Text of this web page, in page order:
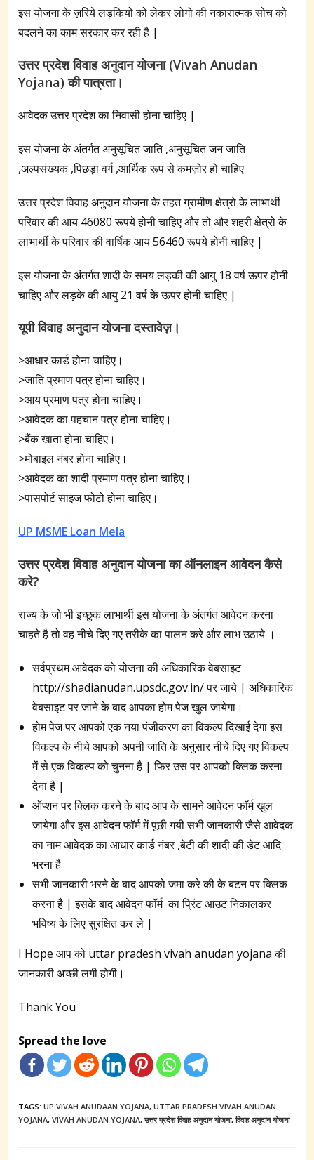
इस योजना के ज़रिये लड़कियों को लेकर लोगो की नकारात्मक सोच को
बदलने का काम सरकार कर रही है |
उत्तर प्रदेश विवाह अनुदान योजना (Vivah Anudan
Yojana) की पात्रता।
आवेदक उत्तर प्रदेश का निवासी होना चाहिए |
इस योजना के अंतर्गत अनुसूचित जाति ,अनुसूचित जन जाति
,अल्पसंख्यक ,पिछड़ा वर्ग ,आर्थिक रूप से कमज़ोर हो चाहिए
उत्तर प्रदेश विवाह अनुदान योजना के तहत ग्रामीण क्षेत्रो के लाभार्थी
परिवार की आय 46080 रूपये होनी चाहिए और तो और शहरी क्षेत्रो के
लाभार्थी के परिवार की वार्षिक आय 56460 रूपये होनी चाहिए |
इस योजना के अंतर्गत शादी के समय लड़की की आयु 18 वर्ष ऊपर होनी
चाहिए और लड़के की आयु 21 वर्ष के ऊपर होनी चाहिए |
यूपी विवाह अनुदान योजना दस्तावेज़।
>आधार कार्ड होना चाहिए।
>जाति प्रमाण पत्र होना चाहिए।
>आय प्रमाण पत्र होना चाहिए।
>आवेदक का पहचान पत्र होना चाहिए।
>बैंक खाता होना चाहिए।
>मोबाइल नंबर होना चाहिए।
>आवेदक का शादी प्रमाण पत्र होना चाहिए।
>पासपोर्ट साइज फोटो होना चाहिए।
UP MSME Loan Mela
उत्तर प्रदेश विवाह अनुदान योजना का ऑनलाइन आवेदन कैसे
करे?
राज्य के जो भी इच्छुक लाभार्थी इस योजना के अंतर्गत आवेदन करना
चाहते है तो वह नीचे दिए गए तरीके का पालन करे और लाभ उठाये ।
सर्वप्रथम आवेदक को योजना की अधिकारिक वेबसाइट
http://shadianudan.upsdc.gov.in/ पर जाये | अधिकारिक
वेबसाइट पर जाने के बाद आपका होम पेज खुल जायेगा।
होम पेज पर आपको एक नया पंजीकरण का विकल्प दिखाई देगा इस
विकल्प के नीचे आपको अपनी जाति के अनुसार नीचे दिए गए विकल्प
में से एक विकल्प को चुनना है | फिर उस पर आपको क्लिक करना
देना है |
ऑप्शन पर क्लिक करने के बाद आप के सामने आवेदन फॉर्म खुल
जायेगा और इस आवेदन फॉर्म में पूछी गयी सभी जानकारी जैसे आवेदक
का नाम आवेदक का आधार कार्ड नंबर ,बेटी की शादी की डेट आदि
भरना है
सभी जानकारी भरने के बाद आपको जमा करे की के बटन पर क्लिक
करना है | इसके बाद आवेदन फॉर्म का प्रिंट आउट निकालकर
भविष्य के लिए सुरक्षित कर ले |
I Hope आप को uttar pradesh vivah anudan yojana की
जानकारी अच्छी लगी होगी।
Thank You
Spread the love
TAGS:UP VIVAH ANUDAAN YOJANA, UTTAR PRADESH VIVAH ANUDAN
YOJANA, VIVAH ANUDAN YOJANA, उत्तर प्रदेश विवाह अनुदान योजना, विवाह अनुदान योजना